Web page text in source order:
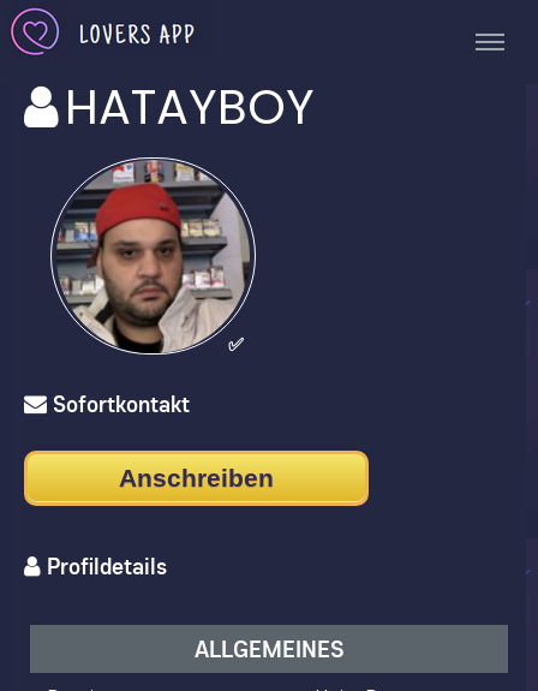
HATAYBOY
✅
Sofortkontakt
Anschreiben
Profildetails
ALLGEMEINES